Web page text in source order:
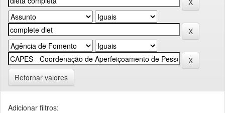
Retornar valores
Adicionar filtros: